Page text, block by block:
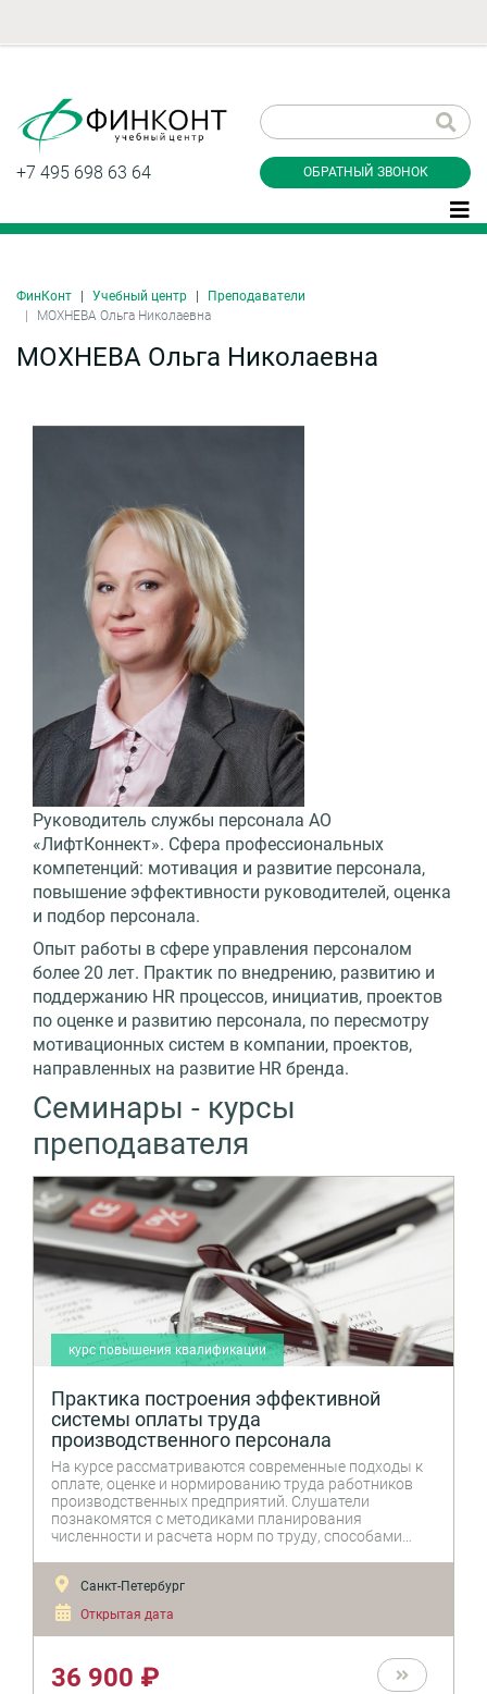
+7 495 698 63 64 ОБРАТНЫЙ ЗВОНОК
ФинКонт Учебный центр
Преподаватели
МОХНЕВА Ольга Николаевна
МОХНЕВА Ольга Николаевна
Руководитель службы персонала АО
«ЛифтКоннект». Сфера профессиональных
компетенций: мотивация и развитие персонала,
повышение эффективности руководителей, оценка
и подбор персонала.
Опыт работы в сфере управления персоналом
более 20 лет. Практик по внедрению, развитию и
поддержанию HR процессов, инициатив, проектов
по оценке и развитию персонала, по пересмотру
мотивационных систем в компании, проектов,
направленных на развитие HR бренда.
Семинары - курсы
преподавателя
курс повышения квалификации
Практика построения эффективной
системы оплаты труда
производственного персонала
На курсе рассматриваются современные подходы к
оплате, оценке и нормированию труда работников
производственных предприятий. Слушатели
познакомятся с методиками планирования
численности и расчета норм по труду, способами
премирования, подходами к эффективности работы
производственного персонала в целом.
Санкт-Петербург
Открытая дата
36 900 ₽
звонок
Даю согласие на обработку персональных
данные и соглашаюсь с
конфиденциальности